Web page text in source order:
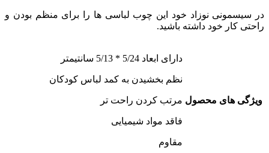
در سیسمونی نوزاد خود این چوب لباسی ها را برای منظم بودن و
راحتی کار خود داشته باشید.
ویژگی های محصول
دارای ابعاد 5/24 * 5/13 سانتیمتر
نظم بخشیدن به کمد لباس کودکان
مرتب کردن راحت تر
فاقد مواد شیمیایی
مقاوم